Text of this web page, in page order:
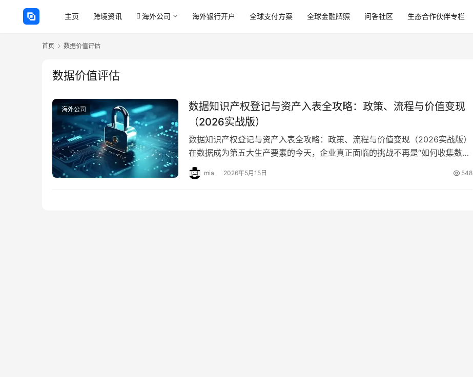
主页 跨境资讯 海外公司 海外银行开户 全球支付方案 全球金融牌照 问答社区 生态合作伙伴专栏
首页 数据价值评估
数据价值评估
海外公司
数据知识产权登记与资产入表全攻略：政策、流程与价值变现
（2026实战版）
数据知识产权登记与资产入表全攻略：政策、流程与价值变现（2026实战版）
在数据成为第五大生产要素的今天，企业真正面临的挑战不再是“如何收集数
据”，而是“如何证明数据是你的”以及“…
mia 2026年5月15日 548